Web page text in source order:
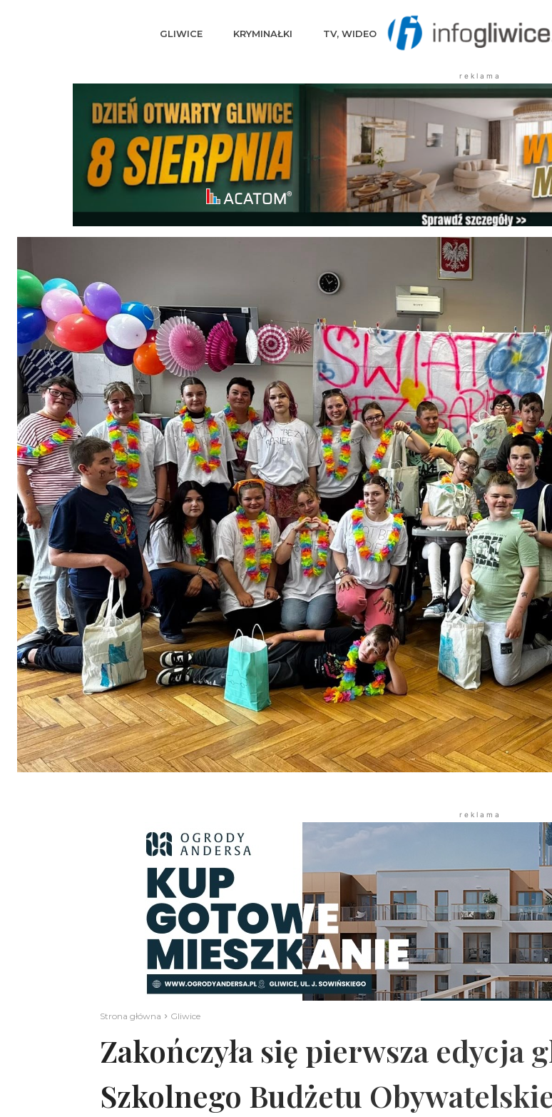
GLIWICE KRYMINAŁKI TV, WIDEO
r e k l a m a
r e k l a m a
Strona główna Gliwice
Zakończyła się pierwsza edycja
Szkolnego Budżetu